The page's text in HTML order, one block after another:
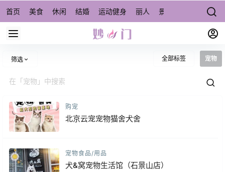
首页 美食 休闲 结婚 运动健身 丽人 景点/周边游 宠物
筛选 全部标签 宠物
购宠
北京云宠宠物猫舍犬舍
宠物食品/用品
犬&窝宠物生活馆（石景山店）